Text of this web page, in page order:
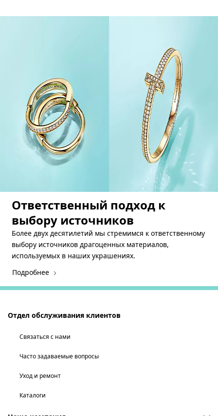
Ответственный подход к
выбору источников
Более двух десятилетий мы стремимся к ответственному
выбору источников драгоценных материалов,
используемых в наших украшениях.
Подробнее
Отдел обслуживания клиентов
Связаться с нами
Часто задаваемые вопросы
Уход и ремонт
Каталоги